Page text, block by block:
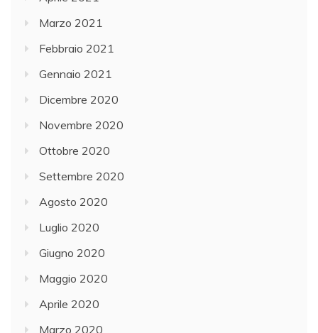
Marzo 2021
Febbraio 2021
Gennaio 2021
Dicembre 2020
Novembre 2020
Ottobre 2020
Settembre 2020
Agosto 2020
Luglio 2020
Giugno 2020
Maggio 2020
Aprile 2020
Marzo 2020